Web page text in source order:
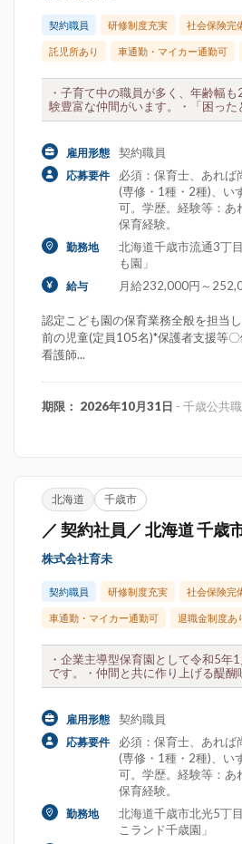
契約職員 研修制度充実 社会保険完
託児所あり 車通勤・マイカー通勤可
・子育て中の職員が多く、年齢幅
験豊富な仲間がいます。・「困った
雇用形態 契約職員
応募要件
必須：保育士、あれば
(専修・1種・2種)、い
可。学歴。経験等：あ
保育経験。
勤務地
北海道千歳市流通3丁
も園」
給与 月給232,000円～
認定こども園の保育業務全般を担当
前の児童(定員105名)*保護者支援等
看護師...
期限： 2026年10月31日 - 千歳公共
北海道 千歳市
／ 契約社員／ 北海道 千歳
株式会社育未
契約職員 研修制度充実 社会保険完
車通勤・マイカー通勤可 退職金制度あ
・企業主導型保育園として令和5年
です。・仲間と共に作り上げる醍醐
雇用形態 契約職員
応募要件
必須：保育士、あれば
(専修・1種・2種)、い
可。学歴。経験等：あ
保育経験。
勤務地
北海道千歳市北光5丁
こランド千歳園」